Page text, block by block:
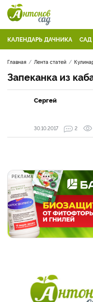
КАЛЕНДАРЬ ДАЧНИКА САД
Главная Лента статей
Запеканка из
Сергей
30.10.2017
2
РЕКЛАМА